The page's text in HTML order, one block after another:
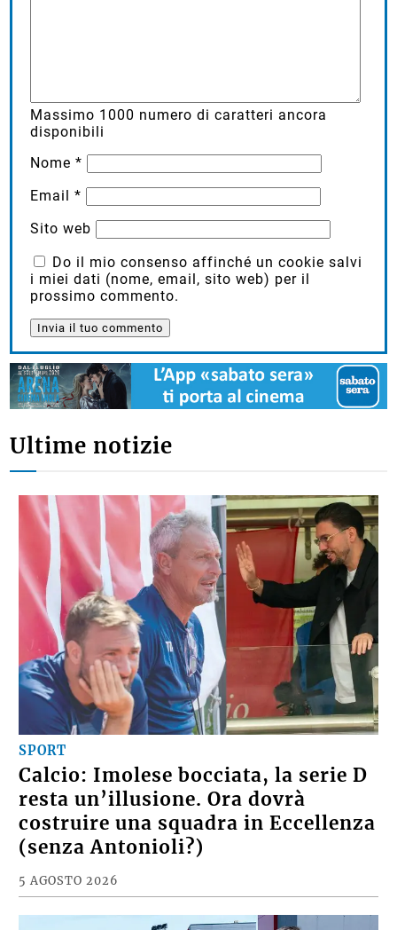
Massimo 1000 numero di caratteri ancora
disponibili
Nome*
Email*
Sito web
Do il mio consenso affinché un cookie salvi
i miei dati (nome, email, sito web) per il
prossimo commento.
Ultime notizie
SPORT
Calcio: Imolese bocciata, la serie D
resta un’illusione. Ora dovrà
costruire una squadra in Eccellenza
(senza Antonioli?)
5 AGOSTO 2026